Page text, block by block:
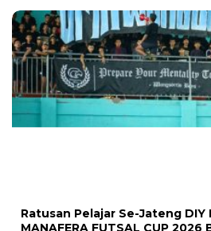
Ratusan Pelajar Se-Jateng DIY
MANAFERA FUTSAL CUP